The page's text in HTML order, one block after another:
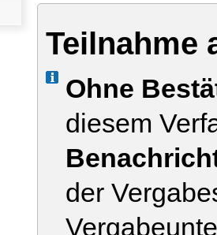
Teilnahme
Info
Ohne
diesem
der